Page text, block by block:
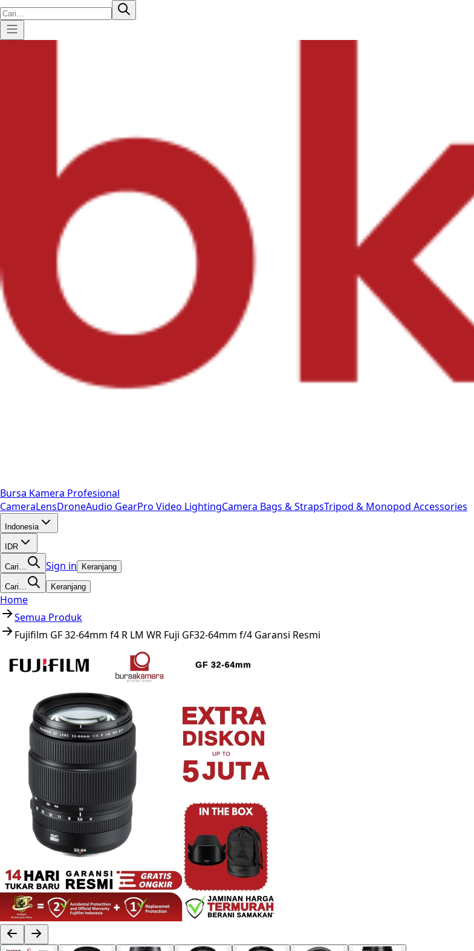
Bursa Kamera Profesional
CameraLensDroneAudio GearPro Video LightingCamera Bags & StrapsTripod & Monopod Accessories
Indonesia
IDR
Cari… Sign in Keranjang
Cari… Keranjang
Home
Semua Produk
Fujifilm GF 32-64mm f4 R LM WR Fuji GF32-64mm f/4 Garansi Resmi